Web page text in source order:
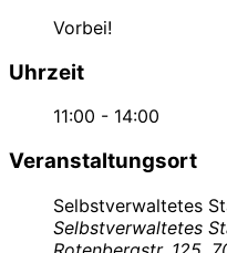
Vorbei!
Uhrzeit
11:00 - 14:00
Veranstaltungsort
Selbstverwaltetes
Selbstverwaltetes